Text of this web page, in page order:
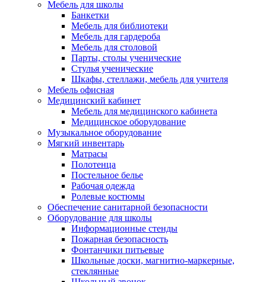
Мебель для школы
Банкетки
Мебель для библиотеки
Мебель для гардероба
Мебель для столовой
Парты, столы ученические
Стулья ученические
Шкафы, стеллажи, мебель для учителя
Мебель офисная
Медицинский кабинет
Мебель для медицинского кабинета
Медицинское оборудование
Музыкальное оборудование
Мягкий инвентарь
Матрасы
Полотенца
Постельное белье
Рабочая одежда
Ролевые костюмы
Обеспечение санитарной безопасности
Оборудование для школы
Информационные стенды
Пожарная безопасность
Фонтанчики питьевые
Школьные доски, магнитно-маркерные,
стеклянные